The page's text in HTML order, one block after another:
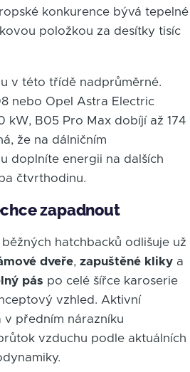
konkurence bývá tepelné
položkou za desítky tisíc
v této třídě nadprůměrné.
nebo Opel Astra Electric
kW, B05 Pro Max dobíjí až 174
že na dálničním
doplníte energii na dalších
čtvrthodinu.
zapadnout
hatchbacků odlišuje už
dveře, zapuštěné kliky a
pás po celé šířce karoserie
vzhled. Aktivní
v předním nárazníku
vzduchu podle aktuálních